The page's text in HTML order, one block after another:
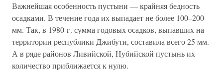
Важнейшая особенность пустыни — крайняя бедность
осадками. В течение года их выпадает не более 100–200
мм. Так, в 1980 г. сумма годовых осадков, выпавших на
территории республики Джибути, составила всего 25 мм.
А в ряде районов Ливийской, Нубийской пустынь их
количество приближается к нулю.